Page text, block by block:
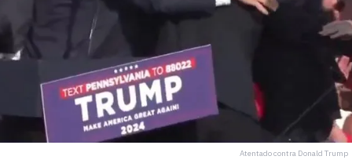
Atentado contra Donald Trump